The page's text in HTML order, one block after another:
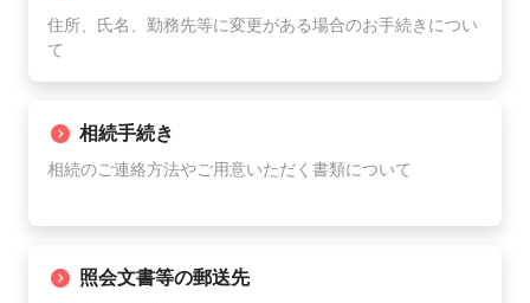
住所、氏名、勤務先等に変更がある場合のお手続きについ
て
相続手続き
相続のご連絡方法やご用意いただく書類について
照会文書等の郵送先